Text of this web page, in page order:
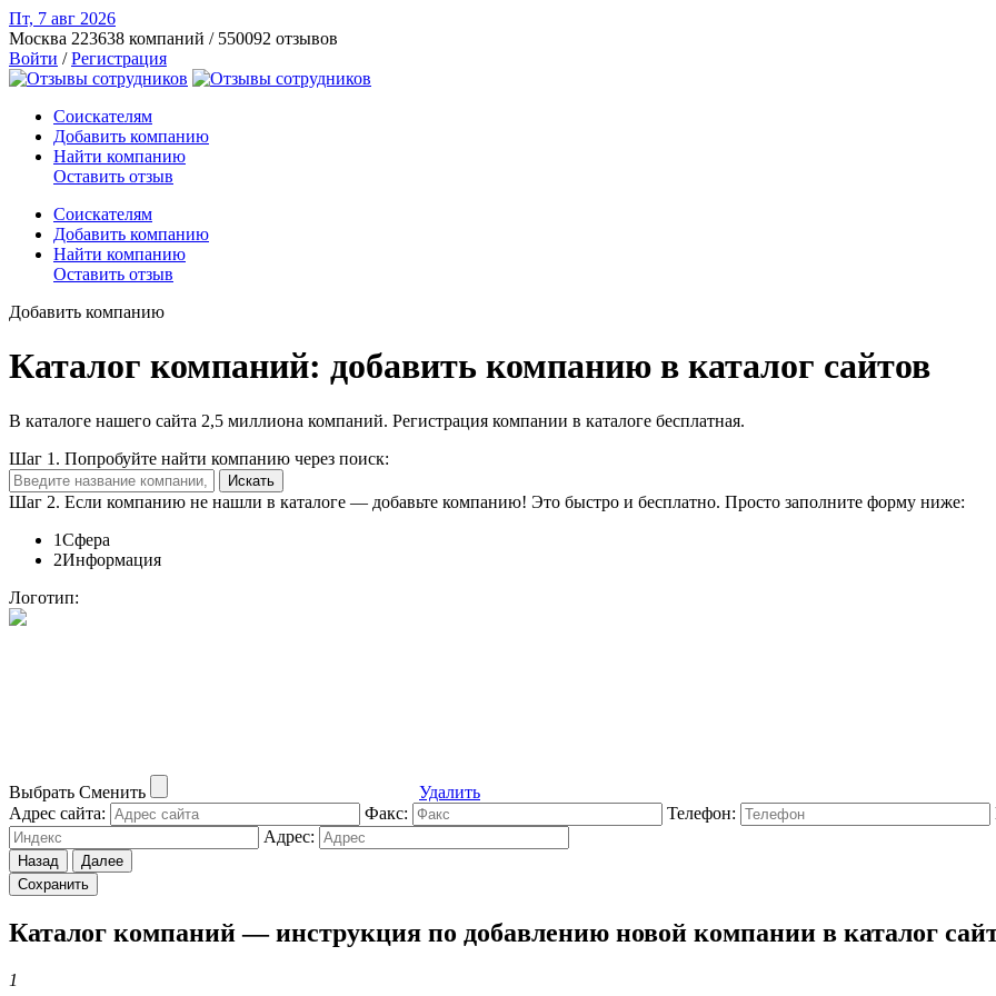
Пт, 7 авг 2026
Москва 223638 компаний / 550092 отзывов
Войти /Регистрация
Соискателям
Добавить компанию
Найти компанию
Оставить отзыв
Соискателям
Добавить компанию
Найти компанию
Оставить отзыв
Добавить компанию
Каталог компаний: добавить компанию в каталог сайтов
В каталоге нашего сайта 2,5 миллиона компаний. Регистрация компании в каталоге бесплатная.
Шаг 1. Попробуйте найти компанию через поиск:
Искать
Шаг 2. Если компанию не нашли в каталоге — добавьте компанию! Это быстро и бесплатно. Просто заполните форму ниже:
1Сфера
2Информация
Логотип:
Выбрать Сменить
Удалить
Адрес сайта:
Факс: Телефон:
Адрес:
Назад Далее
Каталог компаний —инструкция по добавлению новой компании в каталог
1